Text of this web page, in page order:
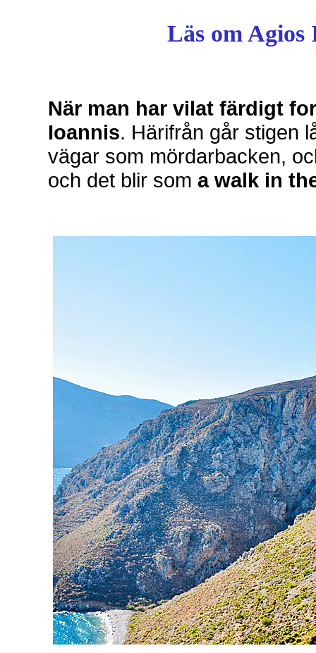
Läs om Agios
När man har vilat färdigt
Ioannis. Härifrån går stigen
vägar som mördarbacken,
och det blir som a walk in